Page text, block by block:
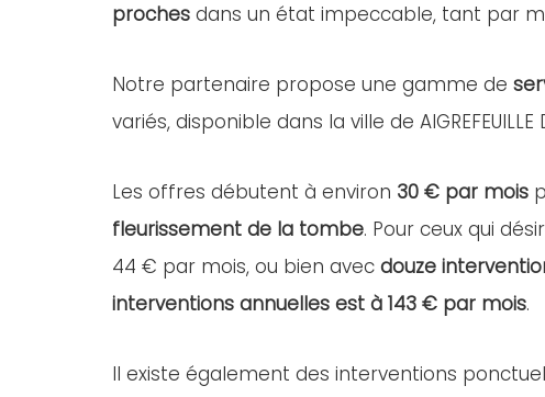
proches dans un état impeccable, tant par
Notre partenaire propose une gamme de
variés, disponible dans la ville de AIGREFEUILLE
Les offres débutent à environ 30 € par mois
fleurissement de la tombe. Pour ceux qui
44 € par mois, ou bien avec douze
interventions annuelles est à 143 € par mois.
Il existe également des interventions